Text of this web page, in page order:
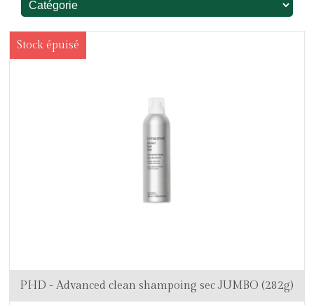
PHD - Advanced clean shampoing sec JUMBO (282g)
Stock épuisé